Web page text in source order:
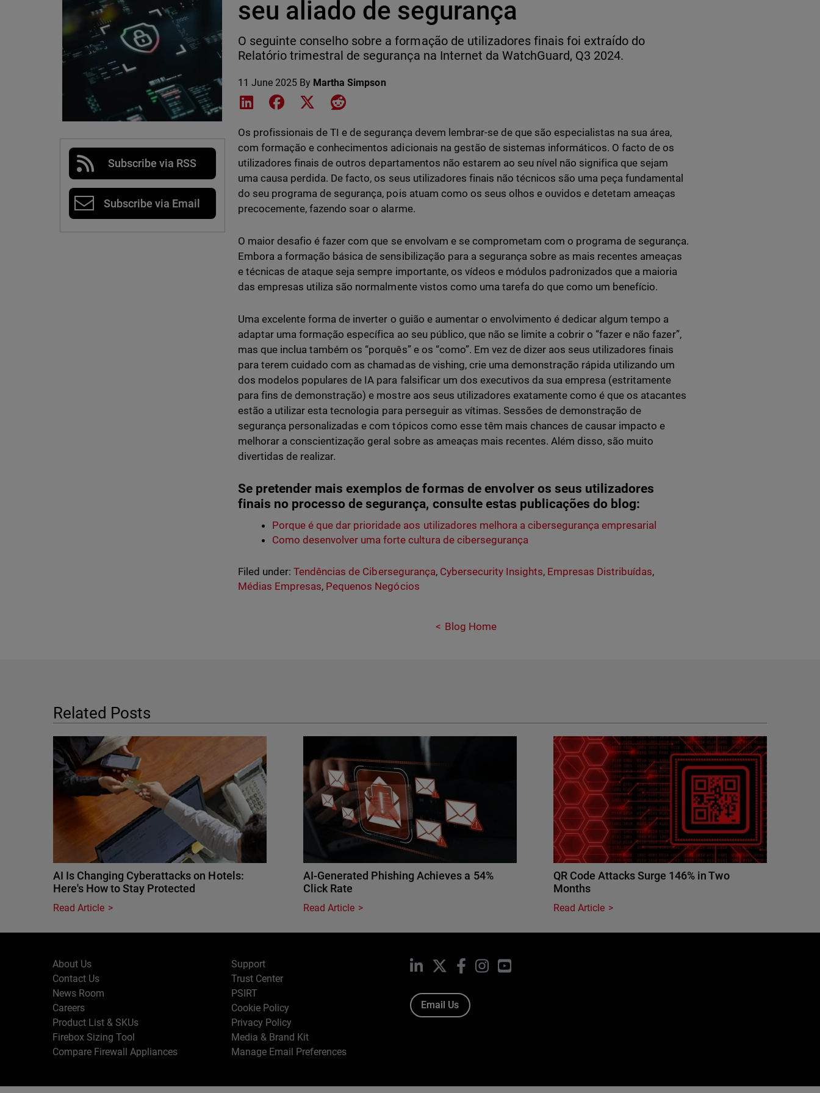
Subscribe via RSS
Subscribe via Email
seu aliado de segurança
O seguinte conselho sobre a formação de utilizadores finais foi extraído do
Relatório trimestral de segurança na Internet da WatchGuard, Q3 2024.
11 June 2025 By Martha Simpson
Share on LinkedIn
Share on Facebook
Share on XShare on Reddit
Os profissionais de TI e de segurança devem lembrar-se de que são especialistas na sua área,
com formação e conhecimentos adicionais na gestão de sistemas informáticos. O facto de os
utilizadores finais de outros departamentos não estarem ao seu nível não significa que sejam
uma causa perdida. De facto, os seus utilizadores finais não técnicos são uma peça fundamental
do seu programa de segurança, pois atuam como os seus olhos e ouvidos e detetam ameaças
precocemente, fazendo soar o alarme.
O maior desafio é fazer com que se envolvam e se comprometam com o programa de segurança.
Embora a formação básica de sensibilização para a segurança sobre as mais recentes ameaças
e técnicas de ataque seja sempre importante, os vídeos e módulos padronizados que a maioria
das empresas utiliza são normalmente vistos como uma tarefa do que como um benefício.
Uma excelente forma de inverter o guião e aumentar o envolvimento é dedicar algum tempo a
adaptar uma formação específica ao seu público, que não se limite a cobrir o “fazer e não fazer”,
mas que inclua também os “porquês” e os “como”. Em vez de dizer aos seus utilizadores finais
para terem cuidado com as chamadas de vishing, crie uma demonstração rápida utilizando um
dos modelos populares de IA para falsificar um dos executivos da sua empresa (estritamente
para fins de demonstração) e mostre aos seus utilizadores exatamente como é que os atacantes
estão a utilizar esta tecnologia para perseguir as vítimas. Sessões de demonstração de
segurança personalizadas e com tópicos como esse têm mais chances de causar impacto e
melhorar a conscientização geral sobre as ameaças mais recentes. Além disso, são muito
divertidas de realizar.
Se pretender mais exemplos de formas de envolver os seus utilizadores
finais no processo de segurança, consulte estas publicações do blog:
Porque é que dar prioridade aos utilizadores melhora a cibersegurança empresarial
Como desenvolver uma forte cultura de cibersegurança
Filed under: Tendências de Cibersegurança, Cybersecurity Insights, Empresas Distribuídas,
Médias Empresas, Pequenos Negócios
Blog Home
Related Posts
AI Is Changing Cyberattacks on Hotels:
Here's How to Stay Protected
Read Article
AI-Generated Phishing Achieves a 54%
Click Rate
Read Article
QR Code Attacks Surge 146% in Two
Months
Read Article
About Us
Contact Us
News Room
Careers
Product List & SKUs
Firebox Sizing Tool
Compare Firewall Appliances
Support
Trust Center
PSIRT
Cookie Policy
Privacy Policy
Media & Brand Kit
Manage Email Preferences
LinkedIn Facebook
InstagramYouTube
Email Us